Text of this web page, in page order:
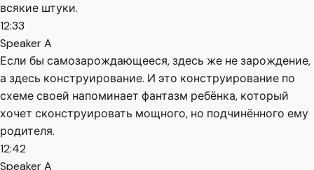
всякие штуки.
12:33
Speaker A
Если бы самозарождающееся, здесь же не зарождение,
а здесь конструирование. И это конструирование по
схеме своей напоминает фантазм ребёнка, который
хочет сконструировать мощного, но подчинённого ему
родителя.
12:42
Speaker A